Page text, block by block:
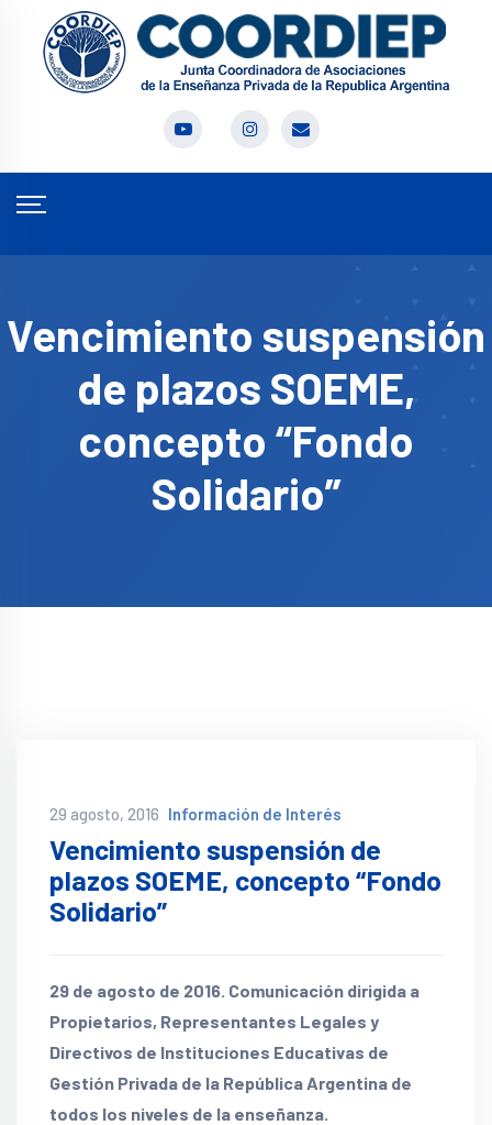
Vencimiento suspensión
de plazos SOEME,
concepto “Fondo
Solidario”
29 agosto, 2016 Información de Interés
Vencimiento suspensión de
plazos SOEME, concepto “Fondo
Solidario”
29 de agosto de 2016. Comunicación dirigida a
Propietarios, Representantes Legales y
Directivos de Instituciones Educativas de
Gestión Privada de la República Argentina de
todos los niveles de la enseñanza.